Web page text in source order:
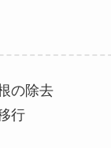
の除去
行